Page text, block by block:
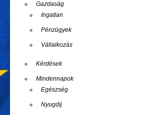
Gazdaság
Ingatlan
Pénzügyek
Vállalkozás
Kérdések
Mindennapok
Egészség
Nyugdíj